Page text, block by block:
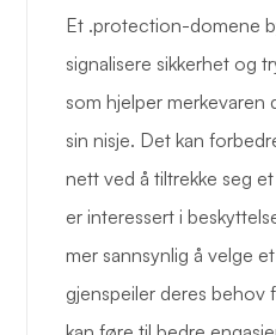
Et .protection-domene
signalisere sikkerhet og
som hjelper merkevaren
sin nisje. Det kan
nett ved å tiltrekke seg
er interessert i
mer sannsynlig å velge
gjenspeiler deres behov